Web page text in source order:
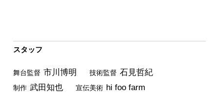
スタッフ
舞台監督 市川博明 技術監督 石見哲紀
制作 武田知也 宣伝美術 hi foo farm